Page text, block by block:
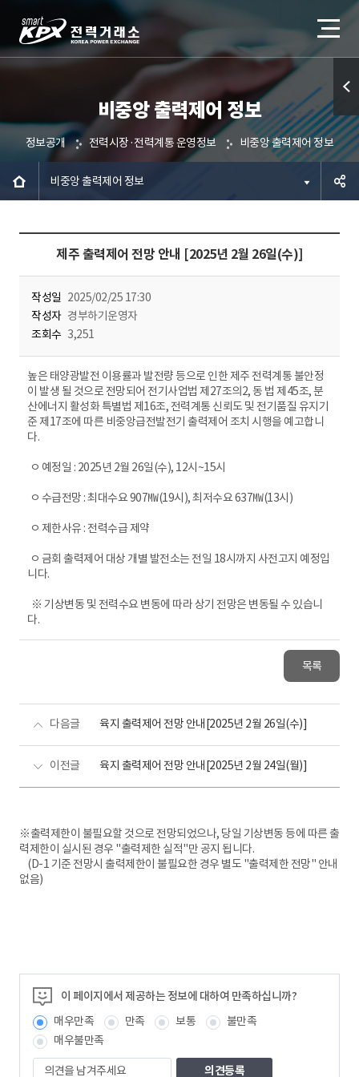
비중앙 출력제어 정보
정보공개 전력시장·전력계통 운영정보 비중앙 출력제어 정보
비중앙 출력제어 정보
제주 출력제어 전망 안내 [2025년 2월 26일(수)]
작성일 2025/02/25 17:30
작성자 경부하기운영자
조회수 3,251
높은 태양광발전 이용률과 발전량 등으로 인한 제주 전력계통 불안정
이 발생 될 것으로 전망되어 전기사업법 제27조의2, 동 법 제45조, 분
산에너지 활성화 특별법 제16조, 전력계통 신뢰도 및 전기품질 유지기
준 제17조에 따른 비중앙급전발전기 출력제어 조치 시행을 예고합니
다.
ㅇ 예정일 : 2025년 2월 26일(수), 12시~15시
ㅇ 수급전망 : 최대수요 907㎿(19시), 최저수요 637㎿(13시)
ㅇ 제한사유 : 전력수급 제약
ㅇ 금회 출력제어 대상 개별 발전소는 전일 18시까지 사전고지 예정입
니다.
※ 기상변동 및 전력수요 변동에 따라 상기 전망은 변동될 수 있습니
다.
목록
다음글 육지 출력제어 전망 안내[2025년 2월 26일(수)]
이전글 육지 출력제어 전망 안내[2025년 2월 24일(월)]
※출력제한이 불필요할 것으로 전망되었으나, 당일 기상변동 등에 따른 출
력제한이 실시된 경우 "출력제한 실적"만 공지 됩니다.
(D-1 기준 전망시 출력제한이 불필요한 경우 별도 "출력제한 전망" 안내
없음)
이 페이지에서 제공하는 정보에 대하여 만족하십니까?
매우만족
만족 보통
불만족
매우불만족
의
퀵메
뉴 열
기